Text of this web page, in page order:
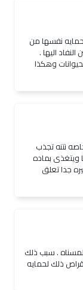
نفسها من
اليها .
وهكذا
نتنه تجذب
ويتغذى بماده
جدا تعلق
لمسناه . سبب ذلك
ذلك لحمايه